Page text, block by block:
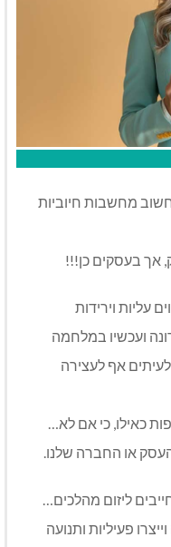
מחשבות חיוביות
אך בעסקים כן!!!
עליות וירידות
ועכשיו במלחמה
אף לעצירה
כאילו, כי אם לא…
העסק או החברה שלנו.
ליזום מהלכים…
פעיליות ותנועה